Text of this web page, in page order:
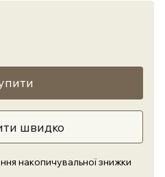
швидко
накопичувальної знижки